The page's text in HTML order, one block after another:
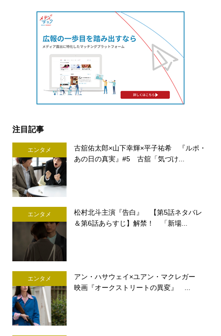
注目記事
エンタメ
古舘佑太郎×山下幸輝×平子祐希 『ルポ・
あの日の真実』#5 古舘「気づけ...
エンタメ
松村北斗主演『告白』 【第5話ネタバレ
＆第6話あらすじ】解禁！ 「新場...
エンタメ
アン・ハサウェイ×ユアン・マクレガー
映画『オークストリートの異変』 ...